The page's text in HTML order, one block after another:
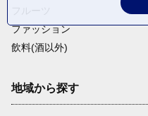
ファッション
飲料(酒以外)
地域から探す